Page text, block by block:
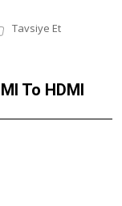
Tavsiye Et
To HDMI